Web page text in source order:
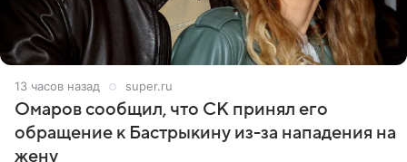
13 часов назад super.ru
Омаров сообщил, что СК принял его
обращение к Бастрыкину из-за нападения на
жену